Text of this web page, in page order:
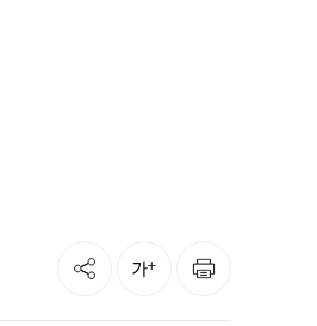
공유 글자크기 인쇄